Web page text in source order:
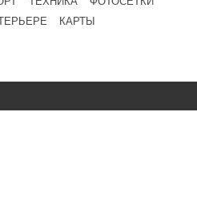
КАРТЫ